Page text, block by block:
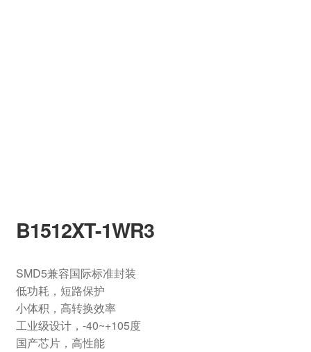
B1512XT-1WR3
SMD5兼容国际标准封装
低功耗，短路保护
小体积，高转换效率
工业级设计，-40~+105度
国产芯片，高性能